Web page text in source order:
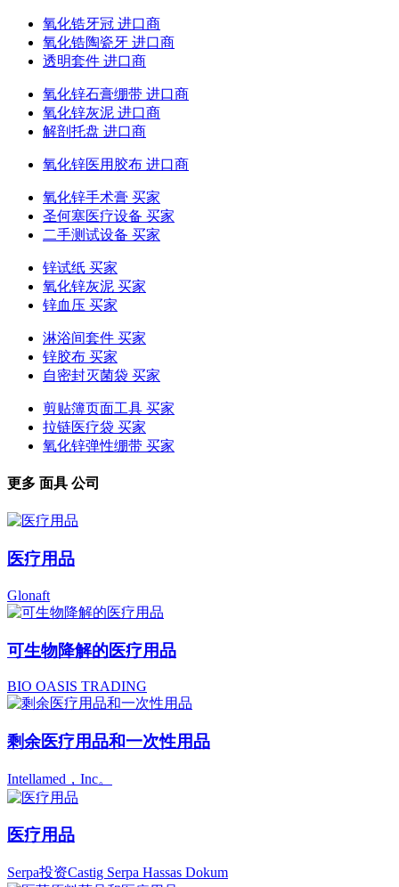
氧化锆牙冠 进口商
氧化锆陶瓷牙 进口商
透明套件 进口商
氧化锌石膏绷带 进口商
氧化锌灰泥 进口商
解剖托盘 进口商
氧化锌医用胶布 进口商
氧化锌手术膏 买家
圣何塞医疗设备 买家
二手测试设备 买家
锌试纸 买家
氧化锌灰泥 买家
锌血压 买家
淋浴间套件 买家
锌胶布 买家
自密封灭菌袋 买家
剪贴簿页面工具 买家
拉链医疗袋 买家
氧化锌弹性绷带 买家
更多 面具 公司
医疗用品
Glonaft
可生物降解的医疗用品
BIO OASIS TRADING
剩余医疗用品和一次性用品
Intellamed，Inc。
医疗用品
Serpa投资Castig Serpa Hassas Dokum